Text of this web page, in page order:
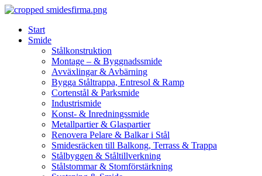
Skip
contentStart
Smide
Stålkonstruktion
Montage – & Byggnadssmide
Avväxlingar & Avbärning
Bygga Ståltrappa, Entresol & Ramp
Cortenstål & Parksmide
Industrismide
Konst- & Inredningssmide
Metallpartier & Glaspartier
Renovera Pelare & Balkar i Stål
Smidesräcken till Balkong, Terrass & Trappa
Stålbyggen & Ståltillverkning
Stålstommar & Stomförstärkning